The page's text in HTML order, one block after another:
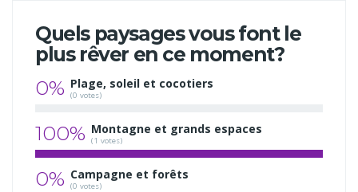
Quels paysages vous font le
plus rêver en ce moment?
0% Plage, soleil et cocotiers
(0 votes)
100% Montagne et grands espaces
(1 votes)
0% Campagne et forêts
(0 votes)